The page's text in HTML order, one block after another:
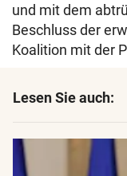
und mit dem
Beschluss der
Koalition mit der
Lesen Sie auch: